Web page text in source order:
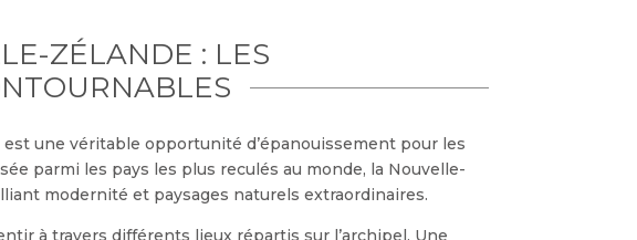
ZÉLANDE : LES
une véritable opportunité d’épanouissement pour les
parmi les pays les plus reculés au monde, la Nouvelle-
modernité et paysages naturels extraordinaires.
à travers différents lieux répartis sur l’archipel. Une